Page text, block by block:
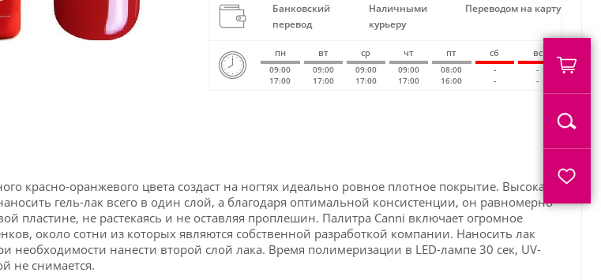
Банковский
перевод
Наличными
курьеру
Переводом на карту
пн вт ср чт пт сб вс
09:00
17:00
09:00
17:00
09:00
17:00
09:00
17:00
08:00
16:00
-
-
-
-
красно-оранжевого цвета создаст на ногтях идеально ровное плотное покрытие. Высокая
гель-лак всего в один слой, а благодаря оптимальной консистенции, он равномерно
пластине, не растекаясь и не оставляя проплешин. Палитра Canni включает огромное
около сотни из которых являются собственной разработкой компании. Наносить лак
необходимости нанести второй слой лака. Время полимеризации в LED-лампе 30 сек, UV-
не снимается.